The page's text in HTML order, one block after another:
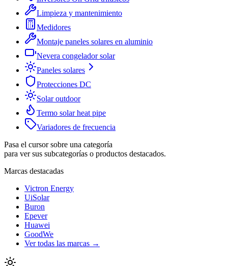
Limpieza y mantenimiento
Medidores
Montaje paneles solares en aluminio
Nevera congelador solar
Paneles solares
Protecciones DC
Solar outdoor
Termo solar heat pipe
Variadores de frecuencia
Pasa el cursor sobre una categoría
para ver sus subcategorías o productos destacados.
Marcas destacadas
Victron Energy
UiSolar
Buron
Epever
Huawei
GoodWe
Ver todas las marcas →